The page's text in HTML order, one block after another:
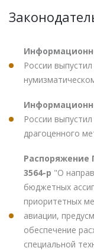
России
России
драгоценного
Распоряжение
3564-р "О
бюджетных
приоритетных
авиации,
обеспечение
специальной